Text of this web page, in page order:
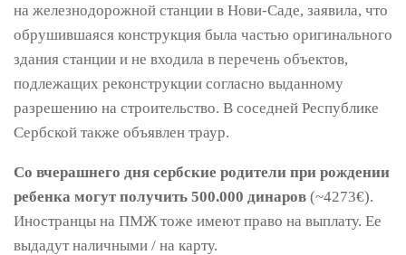
на железнодорожной станции в Нови-Саде, заявила, что
обрушившаяся конструкция была частью оригинального
здания станции и не входила в перечень объектов,
подлежащих реконструкции согласно выданному
разрешению на строительство. В соседней Республике
Сербской также объявлен траур.
Со вчерашнего дня сербские родители при рождении
ребенка могут получить 500.000 динаров (~4273€).
Иностранцы на ПМЖ тоже имеют право на выплату. Ее
выдадут наличными / на карту.